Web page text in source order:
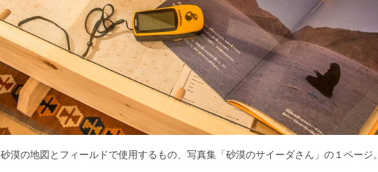
砂漠の地図とフィールドで使用するもの、写真集「砂漠のサイーダさん」の１ページ。